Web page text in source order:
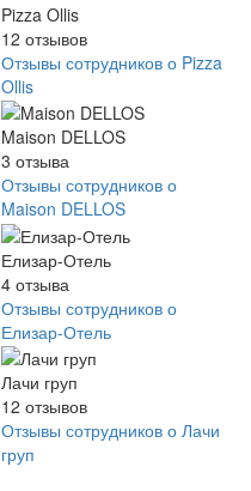
Pizza Ollis
12 отзывов
Отзывы сотрудников о Pizza
Ollis
Maison DELLOS
3 отзыва
Отзывы сотрудников о
Maison DELLOS
Елизар-Отель
4 отзыва
Отзывы сотрудников о
Елизар-Отель
Лачи груп
12 отзывов
Отзывы сотрудников о Лачи
груп